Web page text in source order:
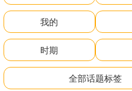
我的
时期
全部话题标签